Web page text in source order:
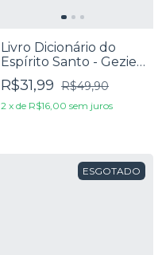
Livro Dicionário do
Espírito Santo - Geziel
Gomes
R$31,99 R$49,90
2 x de R$16,00 sem juros
ESGOTADO